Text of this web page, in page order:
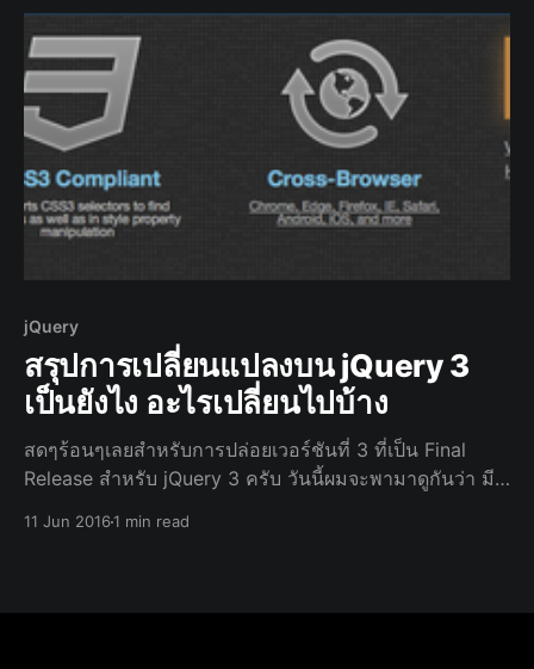
jQuery
สรุปการเปลี่ยนแปลงบน jQuery 3
เป็นยังไง อะไรเปลี่ยนไปบ้าง
สดๆร้อนๆเลยสำหรับการปล่อยเวอร์ชันที่ 3 ที่เป็น Final
Release สำหรับ jQuery 3 ครับ วันนี้ผมจะพามาดูกันว่า มี
11 Jun 20161 min read